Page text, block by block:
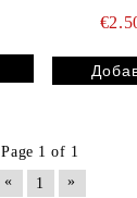
Page 1 of 1
«
1 »